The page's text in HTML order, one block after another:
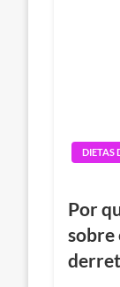
DIETAS
Por
sobre